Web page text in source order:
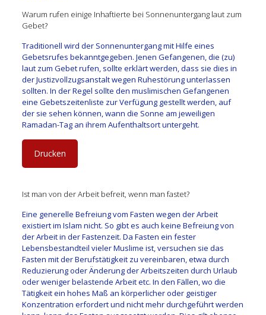
Warum rufen einige Inhaftierte bei Sonnenuntergang laut zum
Gebet?
Traditionell wird der Sonnenuntergang mit Hilfe eines
Gebetsrufes bekanntgegeben. Jenen Gefangenen, die (zu)
laut zum Gebet rufen, sollte erklärt werden, dass sie dies in
der Justizvollzugsanstalt wegen Ruhestörung unterlassen
sollten. In der Regel sollte den muslimischen Gefangenen
eine Gebetszeitenliste zur Verfügung gestellt werden, auf
der sie sehen können, wann die Sonne am jeweiligen
Ramadan-Tag an ihrem Aufenthaltsort untergeht.
Drucken
Ist man von der Arbeit befreit, wenn man fastet?
Eine generelle Befreiung vom Fasten wegen der Arbeit
existiert im Islam nicht. So gibt es auch keine Befreiung von
der Arbeit in der Fastenzeit. Da Fasten ein fester
Lebensbestandteil vieler Muslime ist, versuchen sie das
Fasten mit der Berufstätigkeit zu vereinbaren, etwa durch
Reduzierung oder Änderung der Arbeitszeiten durch Urlaub
oder weniger belastende Arbeit etc. In den Fällen, wo die
Tätigkeit ein hohes Maß an körperlicher oder geistiger
Konzentration erfordert und nicht mehr durchgeführt werden